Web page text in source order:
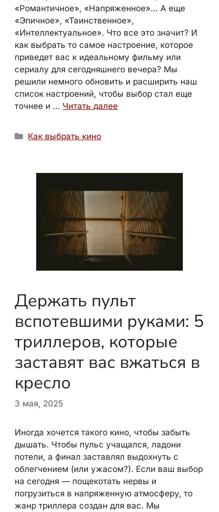
«Романтичное», «Напряженное»… А еще
«Эпичное», «Таинственное»,
«Интеллектуальное». Что все это значит? И
как выбрать то самое настроение, которое
приведет вас к идеальному фильму или
сериалу для сегодняшнего вечера? Мы
решили немного обновить и расширить наш
список настроений, чтобы выбор стал еще
точнее и … Читать далее
Рубрики
Как выбрать кино
Держать пульт
вспотевшими руками: 5
триллеров, которые
заставят вас вжаться в
кресло
3 мая, 2025
Иногда хочется такого кино, чтобы забыть
дышать. Чтобы пульс учащался, ладони
потели, а финал заставлял выдохнуть с
облегчением (или ужасом?). Если ваш выбор
на сегодня — пощекотать нервы и
погрузиться в напряженную атмосферу, то
жанр триллера создан для вас. Мы